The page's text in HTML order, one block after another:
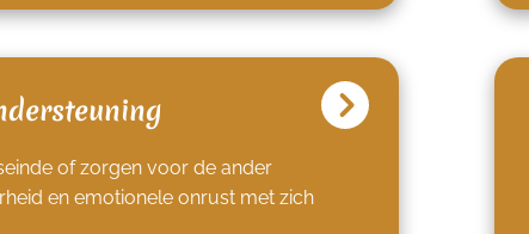
of zorgen voor de ander
en emotionele onrust met zich